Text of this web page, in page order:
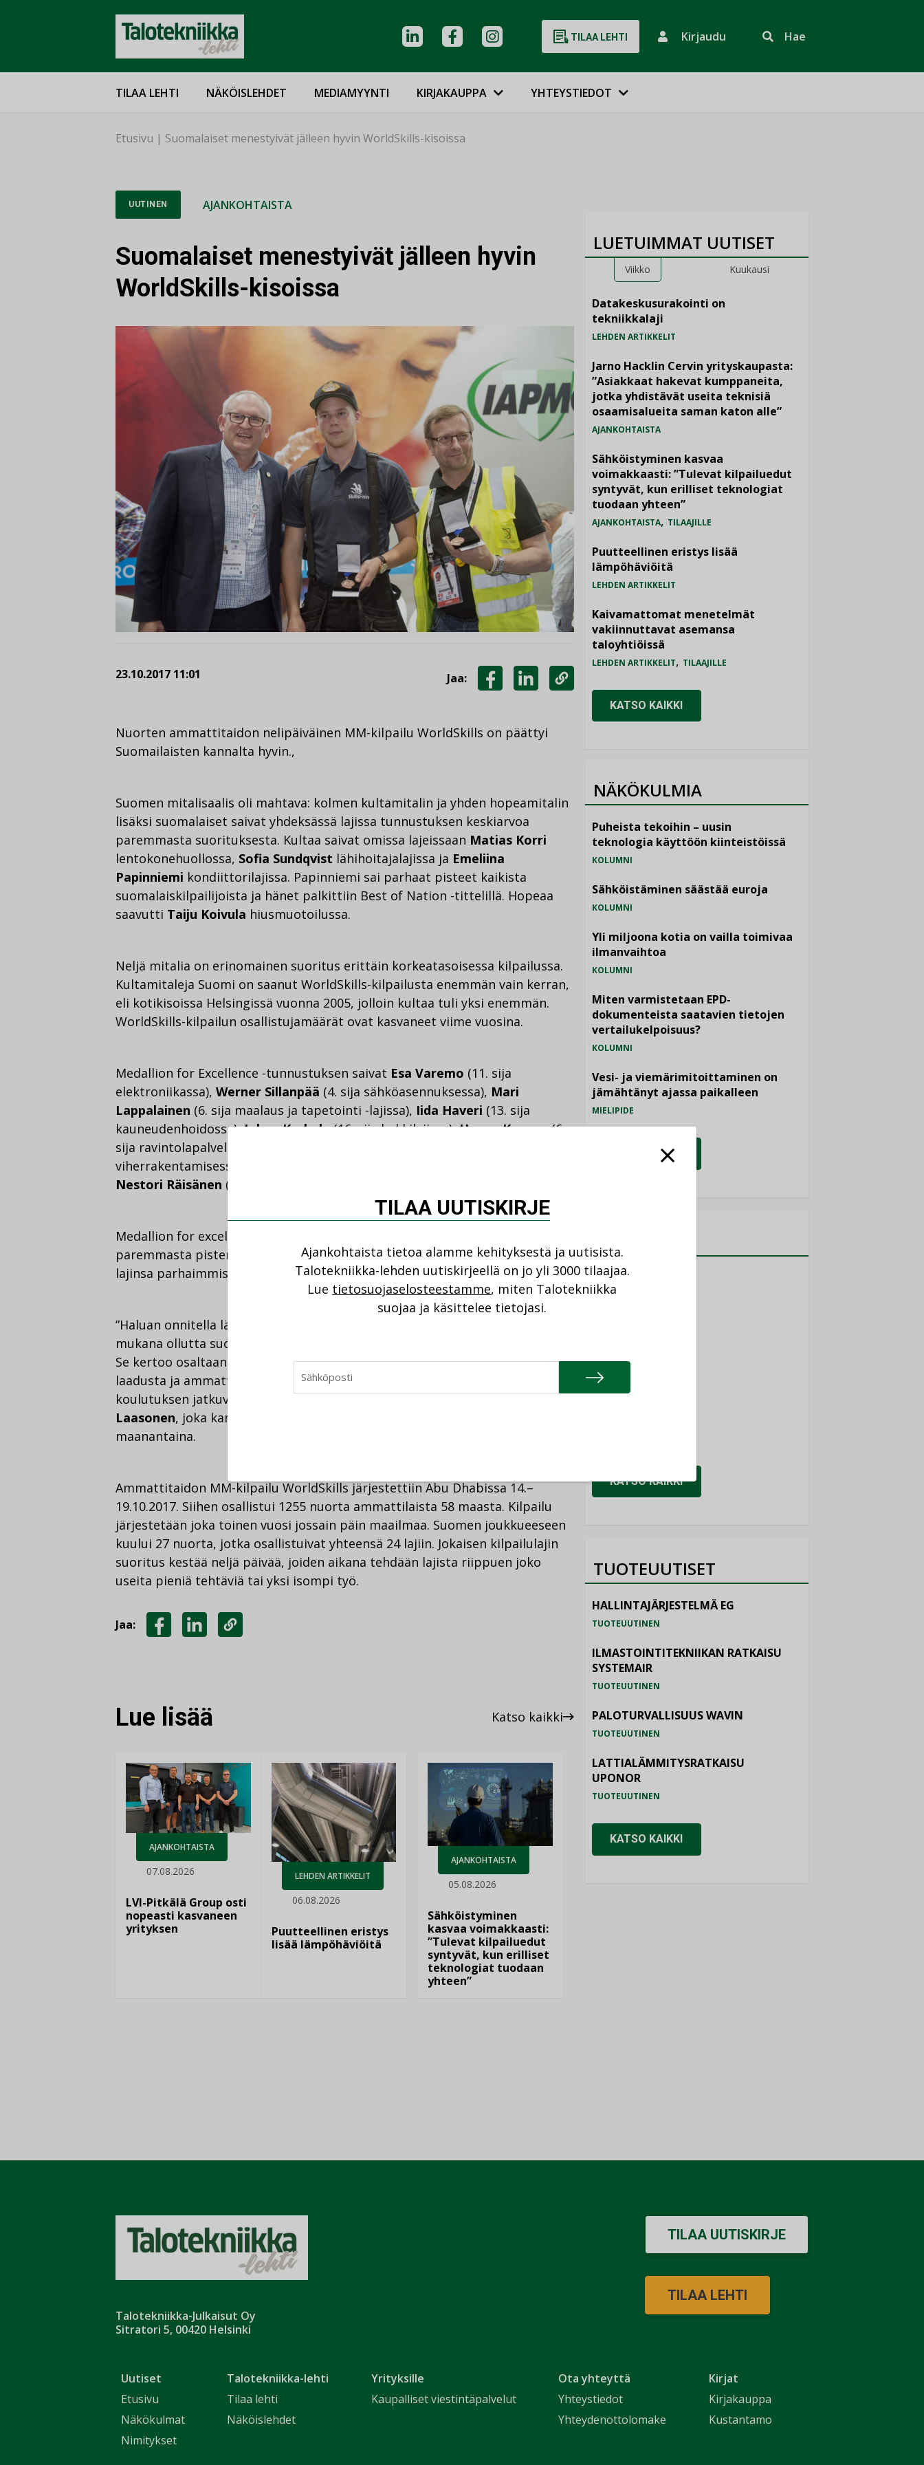
TILAA LEHTI Kirjaudu Hae
TILAA LEHTI NÄKÖISLEHDET MEDIAMYYNTI KIRJAKAUPPA YHTEYSTIEDOT
Etusivu | Suomalaiset menestyivät jälleen hyvin WorldSkills-kisoissa
UUTINEN AJANKOHTAISTA
Suomalaiset menestyivät jälleen hyvin
WorldSkills-kisoissa
23.10.2017 11:01 Jaa:
LINKEDINISSÄ
KOPIOI
Nuorten ammattitaidon nelipäiväinen MM-kilpailu WorldSkills on päättyi
Suomailaisten kannalta hyvin.,
Suomen mitalisaalis oli mahtava: kolmen kultamitalin ja yhden hopeamitalin
lisäksi suomalaiset saivat yhdeksässä lajissa tunnustuksen keskiarvoa
paremmasta suorituksesta. Kultaa saivat omissa lajeissaan Matias Korri
lentokonehuollossa, Sofia Sundqvist lähihoitajalajissa ja Emeliina
Papinniemi kondiittorilajissa. Papinniemi sai parhaat pisteet kaikista
suomalaiskilpailijoista ja hänet palkittiin Best of Nation -tittelillä. Hopeaa
saavutti Taiju Koivula hiusmuotoilussa.
Neljä mitalia on erinomainen suoritus erittäin korkeatasoisessa kilpailussa.
Kultamitaleja Suomi on saanut WorldSkills-kilpailusta enemmän vain kerran,
eli kotikisoissa Helsingissä vuonna 2005, jolloin kultaa tuli yksi enemmän.
WorldSkills-kilpailun osallistujamäärät ovat kasvaneet viime vuosina.
Medallion for Excellence -tunnustuksen saivat Esa Varemo (11. sija
elektroniikassa), Werner Sillanpää (4. sija sähköasennuksessa), Mari
Lappalainen (6. sija maalaus ja tapetointi -lajissa), Iida Haveri (13. sija
kauneudenhoidossa),Johan Kurkela(16. sija kokkilajissa),Henna Kangas(6.
sija ravintolapalvelussa),
viherrakentamisessa),
Nestori Räisänen (15. sija putkiasennuksessa).
Medallion for excellence -tunnustuksen saa oman kilpailulajinsa keskiarvoa
paremmasta pistemäärästä. Suomen joukkueesta siis lähes puolet ylsi oman
lajinsa parhaimmistoon.
”Haluan onnitella lämpimästi kilpailussa menestyneitä ja kiittää jokaista
mukana ollutta suomalaisnuorta! Kilpailumenestyksemme on upea uutinen.
Se kertoo osaltaan suomalaisen ammatillisen koulutuksen erinomaisesta
laadusta ja ammattilaistemme vahvasta sitoutumisesta ammatillisen
koulutuksen jatkuvaan kehittämiseen”, sanoo ministeriSanni Grahn-
Laasonen, joka kannusti suomalaisnuoria paikan päällä Abu Dhabissa
maanantaina.
Ammattitaidon MM-kilpailu WorldSkills järjestettiin Abu Dhabissa 14.–
19.10.2017. Siihen osallistui 1255 nuorta ammattilaista 58 maasta. Kilpailu
järjestetään joka toinen vuosi jossain päin maailmaa. Suomen joukkueeseen
kuului 27 nuorta, jotka osallistuivat yhteensä 24 lajiin. Jokaisen kilpailulajin
suoritus kestää neljä päivää, joiden aikana tehdään lajista riippuen joko
useita pieniä tehtäviä tai yksi isompi työ.
Jaa:
Lue lisää Katso kaikki
AJANKOHTAISTA
07.08.2026
LVI-Pitkälä Group osti
nopeasti kasvaneen
yrityksen
LEHDEN ARTIKKELIT
06.08.2026
Puutteellinen eristys
lisää lämpöhäviöitä
AJANKOHTAISTA
05.08.2026
Sähköistyminen
kasvaa voimakkaasti:
”Tulevat kilpailuedut
syntyvät, kun erilliset
teknologiat tuodaan
yhteen”
LUETUIMMAT UUTISET
Viikko Kuukausi
Datakeskusurakointi on
tekniikkalaji
LEHDEN ARTIKKELIT
Jarno Hacklin Cervin yrityskaupasta:
”Asiakkaat hakevat kumppaneita,
jotka yhdistävät useita teknisiä
osaamisalueita saman katon alle”
AJANKOHTAISTA
Sähköistyminen kasvaa
voimakkaasti: ”Tulevat kilpailuedut
syntyvät, kun erilliset teknologiat
tuodaan yhteen”
AJANKOHTAISTA, TILAAJILLE
Puutteellinen eristys lisää
lämpöhäviöitä
LEHDEN ARTIKKELIT
Kaivamattomat menetelmät
vakiinnuttavat asemansa
taloyhtiöissä
LEHDEN ARTIKKELIT, TILAAJILLE
KATSO KAIKKI
NÄKÖKULMIA
Puheista tekoihin – uusin
teknologia käyttöön kiinteistöissä
KOLUMNI
Sähköistäminen säästää euroja
KOLUMNI
Yli miljoona kotia on vailla toimivaa
ilmanvaihtoa
KOLUMNI
Miten varmistetaan EPD-
dokumenteista saatavien tietojen
vertailukelpoisuus?
KOLUMNI
Vesi- ja viemärimitoittaminen on
jämähtänyt ajassa paikalleen
MIELIPIDE
KATSO KAIKKI
Consti
NIMITYKSET
Granlund Oy
NIMITYKSET
KATSO KAIKKI
TUOTEUUTISET
HALLINTAJÄRJESTELMÄ EG
TUOTEUUTINEN
ILMASTOINTITEKNIIKAN RATKAISU
SYSTEMAIR
TUOTEUUTINEN
PALOTURVALLISUUS WAVIN
TUOTEUUTINEN
LATTIALÄMMITYSRATKAISU
UPONOR
TUOTEUUTINEN
KATSO KAIKKI
Talotekniikka-Julkaisut Oy
Sitratori 5, 00420 Helsinki
Uutiset
Etusivu
Näkökulmat
Nimitykset
Talotekniikka-lehti
Tilaa lehti
Näköislehdet
Yrityksille
Kaupalliset viestintäpalvelut
Ota yhteyttä
Yhteystiedot
Yhteydenottolomake
Kirjat
Kirjakauppa
Kustantamo
TILAA UUTISKIRJE
TILAA LEHTI
TILAA UUTISKIRJE
Ajankohtaista tietoa alamme kehityksestä ja uutisista.
Talotekniikka-lehden uutiskirjeellä on jo yli 3000 tilaajaa.
Lue tietosuojaselosteestamme, miten Talotekniikka
suojaa ja käsittelee tietojasi.